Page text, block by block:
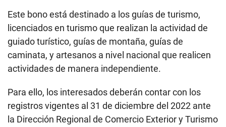
Este bono está destinado a los guías de turismo,
licenciados en turismo que realizan la actividad de
guiado turístico, guías de montaña, guías de
caminata, y artesanos a nivel nacional que realicen
actividades de manera independiente.
Para ello, los interesados deberán contar con los
registros vigentes al 31 de diciembre del 2022 ante
la Dirección Regional de Comercio Exterior y Turismo